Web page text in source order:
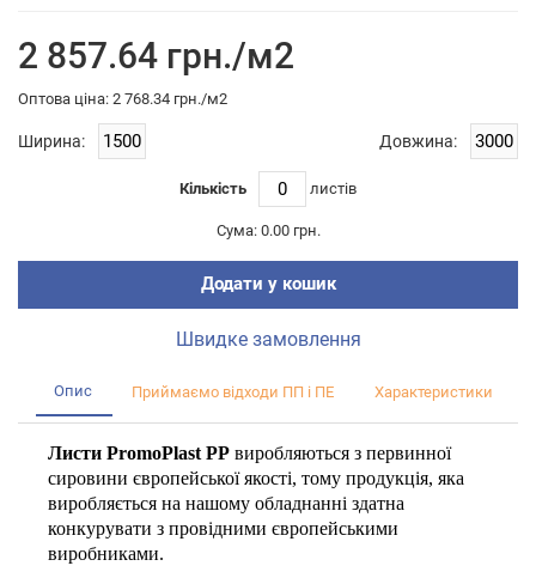
2 857.64 грн./м2
Оптова цiна: 2 768.34 грн./м2
Ширина: Довжина:
Кількість листiв
Сума: 0.00 грн.
Додати у кошик
Швидке замовлення
Опис Приймаємо відходи ПП і ПЕ Характеристики
Листи PromoPlast PP виробляються з первинної
сировини європейської якості, тому продукція, яка
виробляється на нашому обладнанні здатна
конкурувати з провідними європейськими
виробниками.